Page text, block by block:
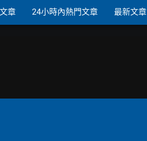
章 24小時內熱門文章 最新文章